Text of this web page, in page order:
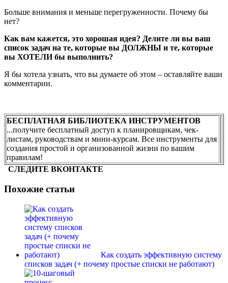
Больше внимания и меньше перегруженности. Почему бы
нет?
Как вам кажется, это хорошая идея? Делите ли вы ваш
список задач на те, которые вы ДОЛЖНЫ и те, которые
вы ХОТЕЛИ бы выполнить?
Я бы хотела узнать, что вы думаете об этом – оставляйте ваши
комментарии.
БЕСПЛАТНАЯ БИБЛИОТЕКА ИНСТРУМЕНТОВ
...получите бесплатный доступ к планировщикам, чек-
листам, руководствам и мини-курсам. Все инструменты для
создания простой и организованной жизни по вашим
правилам!
СЛЕДИТЕ ВКОНТАКТЕ
Похожие статьи
Как создать эффективную систему
списков задач (+ почему простые списки не работают)